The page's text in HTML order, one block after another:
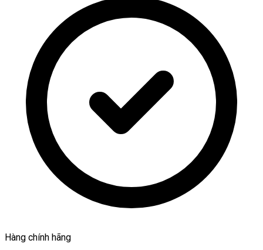
Hàng chính hãng